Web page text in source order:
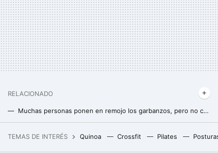
RELACIONADO
Muchas personas ponen en remojo los garbanzos, pero no conocen el beneficio más importante de hacerlo
TEMAS DE INTERÉS Quinoa Crossfit Pilates